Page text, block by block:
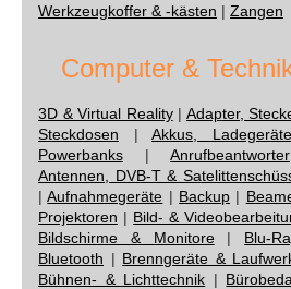
Werkzeugkoffer & -kästen | Zangen
Computer &
3D & Virtual Reality| Adapter,
Steckdosen | Akkus,
Powerbanks | Anrufbeantworter
Antennen, DVB-T &
|Aufnahmegeräte | Backup |
Projektoren | Bild- &
Bildschirme & Monitore| Blu-
Bluetooth | Brenngeräte &
Bühnen- & Lichttechnik |